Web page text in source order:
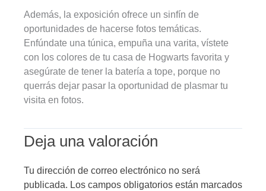
Además, la exposición ofrece un sinfín de
oportunidades de hacerse fotos temáticas.
Enfúndate una túnica, empuña una varita, vístete
con los colores de tu casa de Hogwarts favorita y
asegúrate de tener la batería a tope, porque no
querrás dejar pasar la oportunidad de plasmar tu
visita en fotos.
Deja una valoración
Tu dirección de correo electrónico no será
publicada. Los campos obligatorios están marcados